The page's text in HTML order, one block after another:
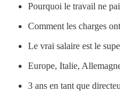
Pourquoi le travail ne
Comment les charges
Le vrai salaire est le
Europe, Italie,
3 ans en tant que